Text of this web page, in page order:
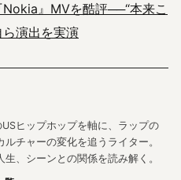
』MVを酷評──“本来こ
ら演出を実演
ヒップホップを軸に、ラップの
チャーの変化を追うライター。
、シーンとの関係を読み解く。